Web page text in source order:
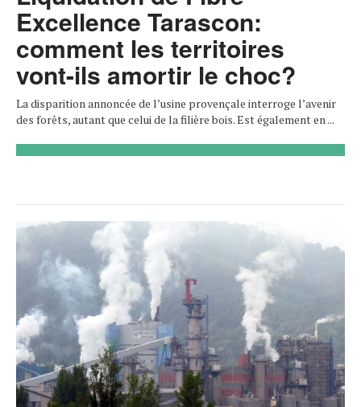
Excellence Tarascon:
comment les territoires
vont-ils amortir le choc?
La disparition annoncée de l’usine provençale interroge l’avenir
des forêts, autant que celui de la filière bois. Est également en ...